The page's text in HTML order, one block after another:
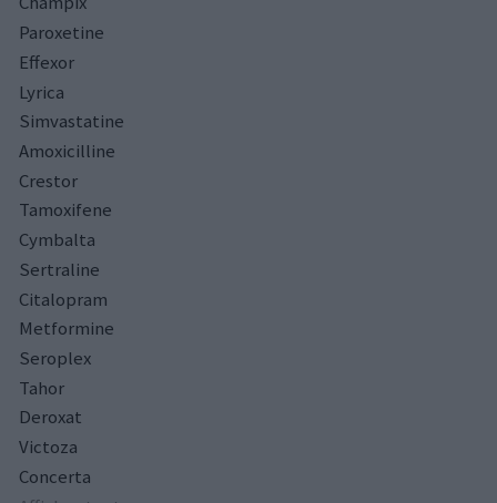
Paroxetine
Effexor
Lyrica
Simvastatine
Amoxicilline
Crestor
Tamoxifene
Cymbalta
Sertraline
Citalopram
Metformine
Seroplex
Tahor
Deroxat
Victoza
Concerta